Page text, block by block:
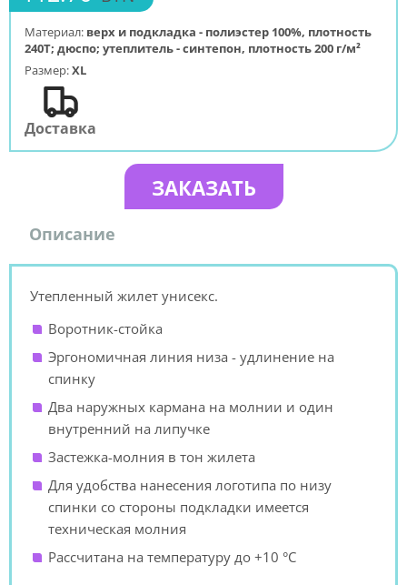
Материал: верх и подкладка - полиэстер 100%, плотность
240Т; дюспо; утеплитель - синтепон, плотность 200 г/м²
Размер:XL
Доставка
ЗАКАЗАТЬ
Описание
Утепленный жилет унисекс.
Воротник-стойка
Эргономичная линия низа - удлинение на
спинку
Два наружных кармана на молнии и один
внутренний на липучке
Застежка-молния в тон жилета
Для удобства нанесения логотипа по низу
спинки со стороны подкладки имеется
техническая молния
Рассчитана на температуру до +10 °С